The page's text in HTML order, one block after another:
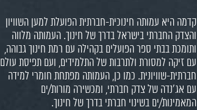
קדמה היא עמותה חינוכית-חברתית הפועלת למען השוויון
והצדק החברתי בישראל בדרך של חינוך. העמותה מלווה
ותומכת בבתי ספר הפועלים בקהילה עם רמת חינוך גבוהה,
עם זיקה למסורת ולתרבות של התלמידים, ועם תפיסת עולם
חברתית-שוויונית. כמו כן, העמותה מפתחת חומרי למידה
עם אג'נדה של צדק חברתי, ומכשירה מורות/ים
המאמינות/ים בשינוי חברתי בדרך של חינוך.